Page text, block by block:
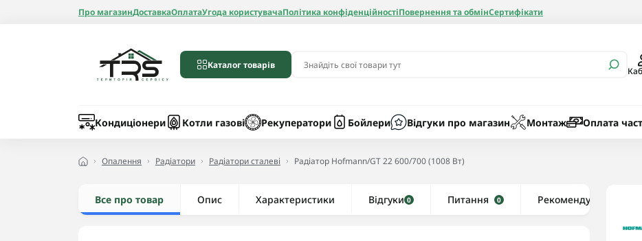
Про магазинДоставкаОплатаУгода користувачаПолітика конфіденційностіПовернення та обмінСертифікати
Каталог товарів
Кондиціонери Котли газові Рекуператори Бойлери Відгуки про магазин Монтаж Оплата
Радіатори алюмінієві
Рушникосушки водяні
Колби
Опалення Радіатори Радіатори сталеві Радіатор Hofmann/GT 22 600/700 (1008 Вт)
Все про товар Опис Характеристики Відгуки 0 Питання 0 Рекомендуємо